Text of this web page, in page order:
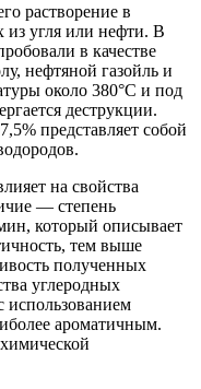
растворение в
из угля или нефти. В
в качестве
нефтяной газойль и
около 380°C и под
деструкции.
представляет собой
на свойства
— степень
который описывает
тем выше
полученных
углеродных
использованием
ароматичным.